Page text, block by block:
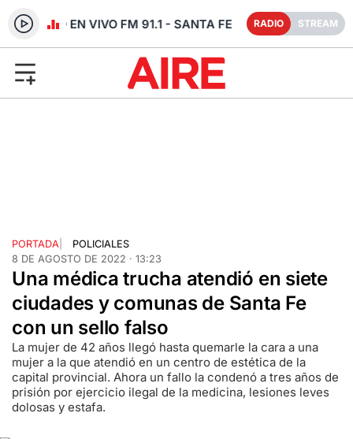
RADIO EN VIVO FM 91.1 - SANTA FE RADIO STREAM
PORTADA
POLICIALES
8 DE AGOSTO DE 2022 · 13:23
Una médica trucha atendió en siete
ciudades y comunas de Santa Fe
con un sello falso
La mujer de 42 años llegó hasta quemarle la cara a una
mujer a la que atendió en un centro de estética de la
capital provincial. Ahora un fallo la condenó a tres años de
prisión por ejercicio ilegal de la medicina, lesiones leves
dolosas y estafa.